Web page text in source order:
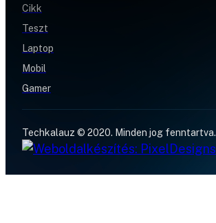
Cikk
Teszt
Laptop
Mobil
Gamer
Techkalauz © 2020. Minden jog fenntartva.